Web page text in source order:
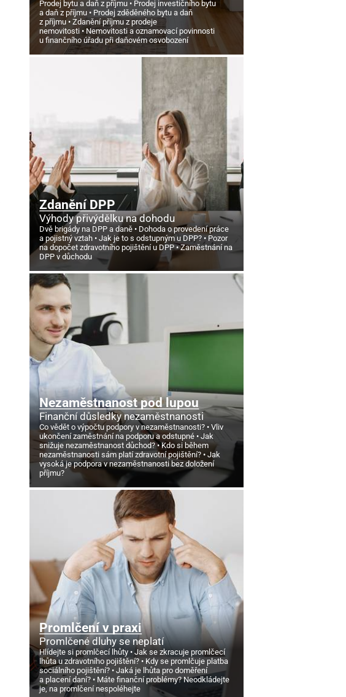
Prodej bytu a daň z příjmu
Prodej investičního bytu
a daň z příjmu
Prodej zděděného bytu a daň
z příjmu
Zdanění příjmu z prodeje
nemovitosti
Nemovitosti a oznamovací povinnosti
u finančního úřadu při daňovém osvobození
Zdanění DPP
Výhody přivýdělku na dohodu
Dvě brigády na DPP a daně
Dohoda o provedení práce
a pojistný vztah
Jak je to s odstupným u DPP?
Pozor
na dopočet zdravotního pojištění u DPP
Zaměstnání na
DPP v důchodu
Nezaměstnanost pod lupou
Finanční důsledky nezaměstnanosti
Co vědět o výpočtu podpory v nezaměstnanosti?
Vliv
ukončení zaměstnání na podporu a odstupné
Jak
snižuje nezaměstnanost důchod?
Kdo si během
nezaměstnanosti sám platí zdravotní pojištění?
Jak
vysoká je podpora v nezaměstnanosti bez doložení
příjmu?
Promlčení v praxi
Promlčené dluhy se neplatí
Hlídejte si promlčecí lhůty
Jak se zkracuje promlčecí
lhůta u zdravotního pojištění?
Kdy se promlčuje platba
sociálního pojištění?
Jaká je lhůta pro doměření
a placení daní?
Máte finanční problémy? Neodkládejte
je, na promlčení nespoléhejte